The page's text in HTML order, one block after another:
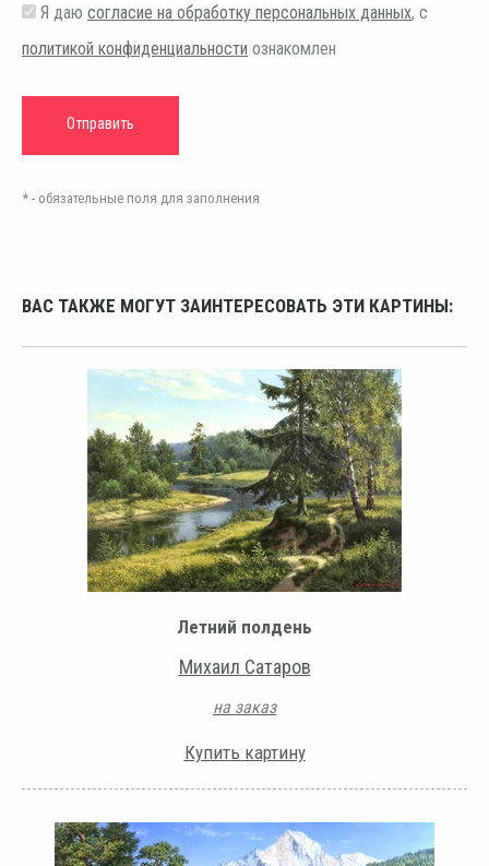
Я даю согласие на обработку персональных данных, с
политикой конфиденциальности ознакомлен
* - обязательные поля для заполнения
ВАС ТАКЖЕ МОГУТ ЗАИНТЕРЕСОВАТЬ ЭТИ КАРТИНЫ:
Летний полдень
Михаил Сатаров
на заказ
Купить картину